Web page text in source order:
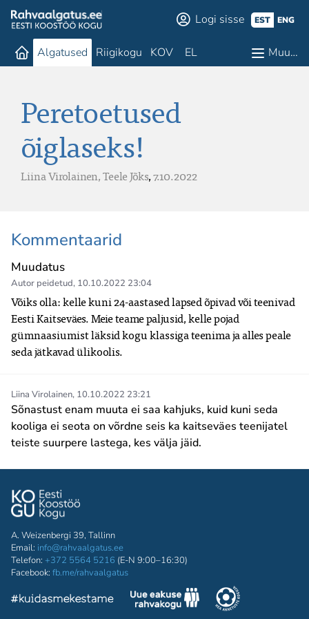
Logi sisse EST ENG
Algatused Riigikogu KOV EL Muu…
Peretoetused
õiglaseks!
Liina Virolainen,Teele Jõks,7.10.2022
Kommentaarid
Muudatus
Autor peidetud, 10.10.2022 23:04
Võiks olla: kelle kuni 24-aastased lapsed õpivad või teenivad
Eesti Kaitseväes. Meie teame paljusid, kelle pojad
gümnaasiumist läksid kogu klassiga teenima ja alles peale
seda jätkavad ülikoolis.
Liina Virolainen, 10.10.2022 23:21
Sõnastust enam muuta ei saa kahjuks, kuid kuni seda
kooliga ei seota on võrdne seis ka kaitseväes teenijatel
teiste suurpere lastega, kes välja jäid.
A. Weizenbergi 39, Tallinn
Email: info@rahvaalgatus.ee
Telefon: +372 5564 5216 (E-N 9:00–16:30)
Facebook: fb.me/rahvaalgatus